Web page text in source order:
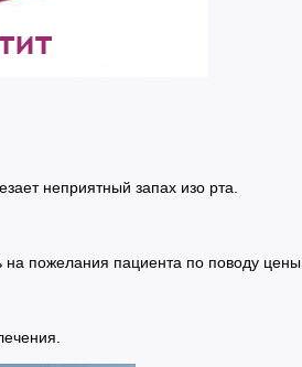
неприятный запах изо рта.
пожелания пациента по поводу цены.